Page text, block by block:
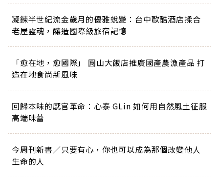
凝鍊半世紀流金歲月的優雅蛻變：台中歐酷酒店揉合
老屋靈魂，釀造國際級旅宿記憶
「愈在地，愈國際」 圓山大飯店推廣國產農漁產品 打
造在地食尚新風味
回歸本味的感官革命：心泰 GLin 如何用自然風土征服
高端味蕾
今周刊新書／只要有心，你也可以成為那個改變他人
生命的人